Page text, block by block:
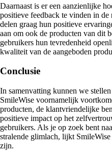
Daarnaast is er een aanzienlijke
positieve feedback te vinden in
delen graag hun positieve
aan om ook de producten van dit
gebruikers hun tevredenheid
kwaliteit van de aangeboden
Conclusie
In samenvatting kunnen we
SmileWise voornamelijk
producten, de klantvriendelijke
positieve impact op het
gebruikers. Als je op zoek bent
stralende glimlach, lijkt
zijn.